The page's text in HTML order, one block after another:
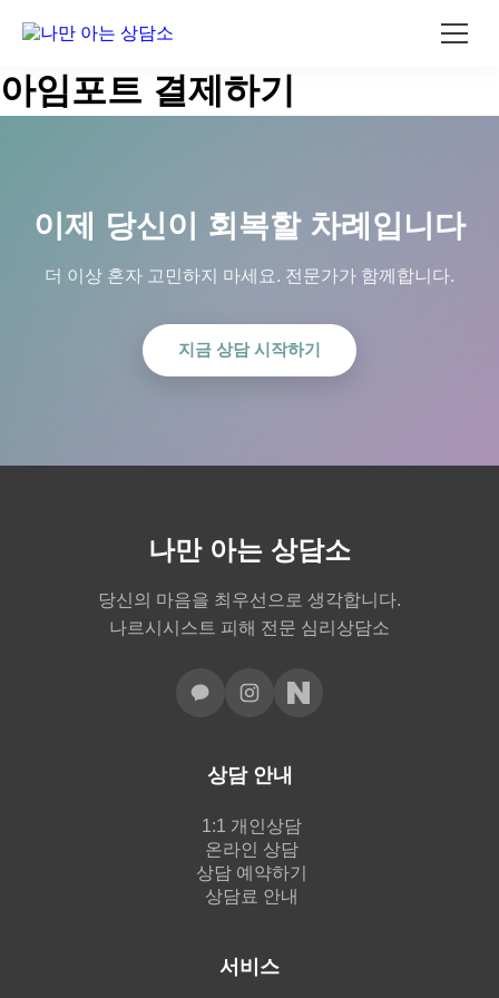
콘
텐
아임포트 결제하기
이제 당신이 회복할 차례입니다
더 이상 혼자 고민하지 마세요. 전문가가 함께합니다.
지금 상담 시작하기
나만 아는 상담소
당신의 마음을 최우선으로 생각합니다.
나르시시스트 피해 전문 심리상담소
상담 안내
1:1 개인상담
온라인 상담
상담 예약하기
상담료 안내
서비스